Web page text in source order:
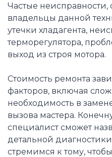
Частые
владельцы данной
утечки хладагента,
терморегулятора,
выход из строя мотора.
Стоимость ремонта
факторов, включая
необходимость в
вызова мастера.
специалист сможет
детальной
стремимся к тому,